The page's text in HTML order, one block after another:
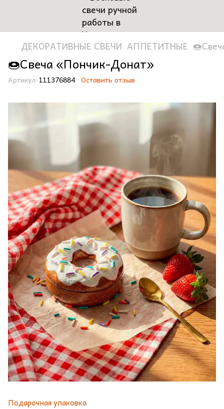
ДЕКОРАТИВНЫЕ СВЕЧИ АППЕТИТНЫЕ
🍩Свеча «Пончик-Донат»
Артикул: 111376884 Оставить отзыв
Подарочная упаковка